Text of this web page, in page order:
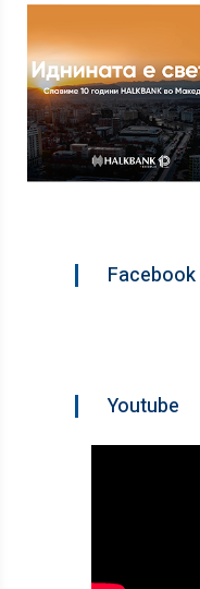
Facebook
Youtube